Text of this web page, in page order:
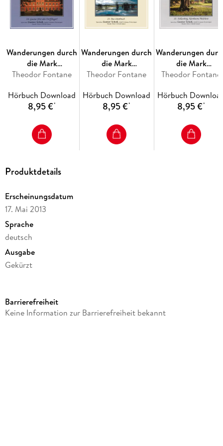
Wanderungen durch
die Mark
Brandenburg (24)
Theodor Fontane
Hörbuch Download
8,95 €*
Wanderungen durch
die Mark
Brandenburg (23)
Theodor Fontane
Hörbuch Download
8,95 €*
Wanderungen
die Mark
Brandenburg (22)
Theodor Fontane
Hörbuch
8,95 €*
Produktdetails
Erscheinungsdatum
17. Mai 2013
Sprache
deutsch
Ausgabe
Gekürzt
Altersempfehlung
Barrierefreiheit
Keine Information zur Barrierefreiheit bekannt